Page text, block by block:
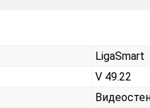
LigaSmart
V 49.22